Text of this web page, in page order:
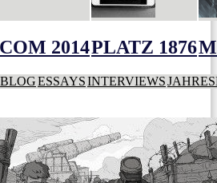
2014PLATZ 1876
BLOGESSAYSINTERVIEWS